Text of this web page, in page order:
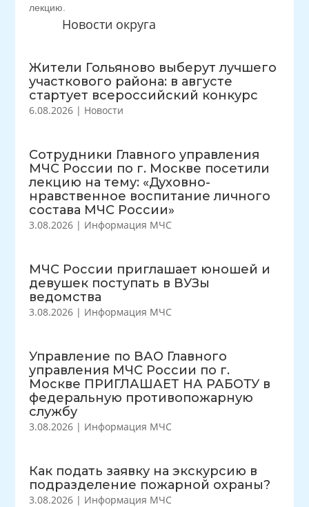
Новости округа
Жители Гольяново выберут лучшего
участкового района: в августе
стартует всероссийский конкурс
6.08.2026 | Новости
Сотрудники Главного управления
МЧС России по г. Москве посетили
лекцию на тему: «Духовно-
нравственное воспитание личного
состава МЧС России»
3.08.2026 | Информация МЧС
МЧС России приглашает юношей и
девушек поступать в ВУЗы
ведомства
3.08.2026 | Информация МЧС
Управление по ВАО Главного
управления МЧС России по г.
Москве ПРИГЛАШАЕТ НА РАБОТУ в
федеральную противопожарную
службу
3.08.2026 | Информация МЧС
Как подать заявку на экскурсию в
подразделение пожарной охраны?
3.08.2026 | Информация МЧС
лекцию.